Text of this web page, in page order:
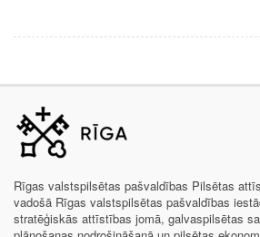
Rīgas valstspilsētas pašvaldības Pilsētas
vadošā Rīgas valstspilsētas pašvaldības
stratēģiskās attīstības jomā, galvaspilsētas